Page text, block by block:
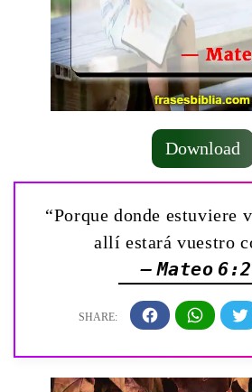
Download
“Porque donde estuviere
allí estará vuestro
— Mateo